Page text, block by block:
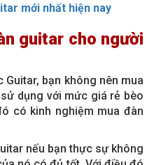
mới nhất hiện nay
guitar cho người
bạn không nên mua
dụng với mức giá rẻ bèo
có kinh nghiệm mua đàn
nếu bạn thực sự không